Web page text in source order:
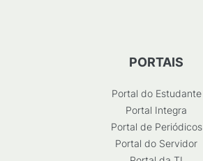
PORTAIS
Portal do Estudante
Portal Integra
Portal de Periódicos
Portal do Servidor